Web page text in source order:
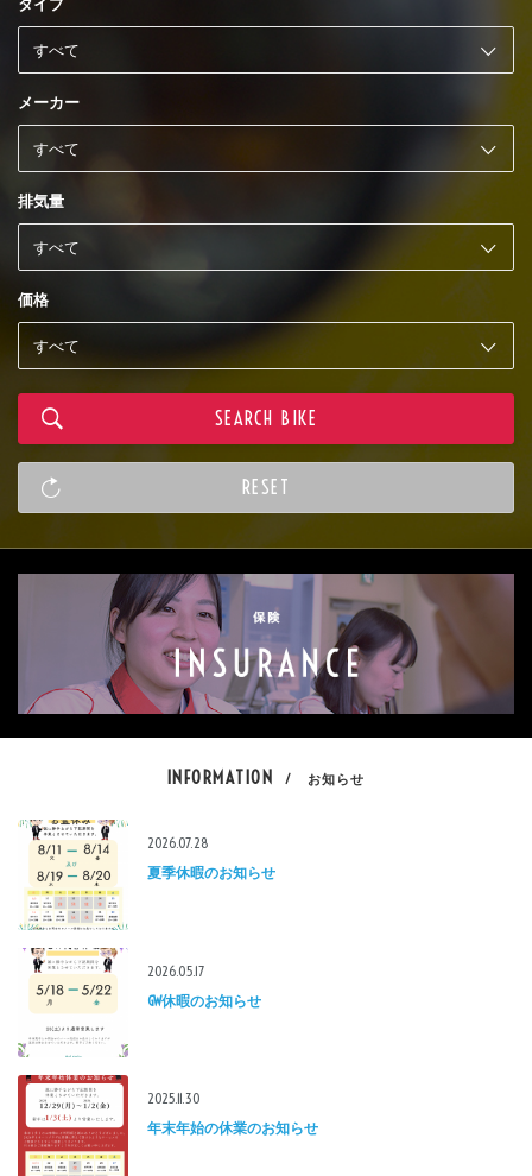
メーカー
排気量
価格
INFORMATION / お知らせ
2026.07.28
夏季休暇のお知らせ
2026.05.17
GW休暇のお知らせ
2025.11.30
年末年始の休業のお知らせ